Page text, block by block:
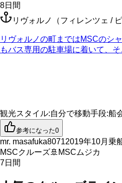
8日間
リヴォルノ（フィレンツェ / ピ
リヴォルノの町まではMSCのシ
もバス専用の駐車場に着いて、
観光スタイル:自分で移動手段:船
参考になった0
mr. masafuka80712019年10月乗
MSCクルーズ🚢 MSCムジカ
7日間